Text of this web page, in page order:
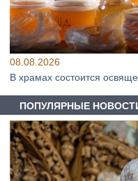
08.08.2026
В храмах состоится
ПОПУЛЯРНЫЕ